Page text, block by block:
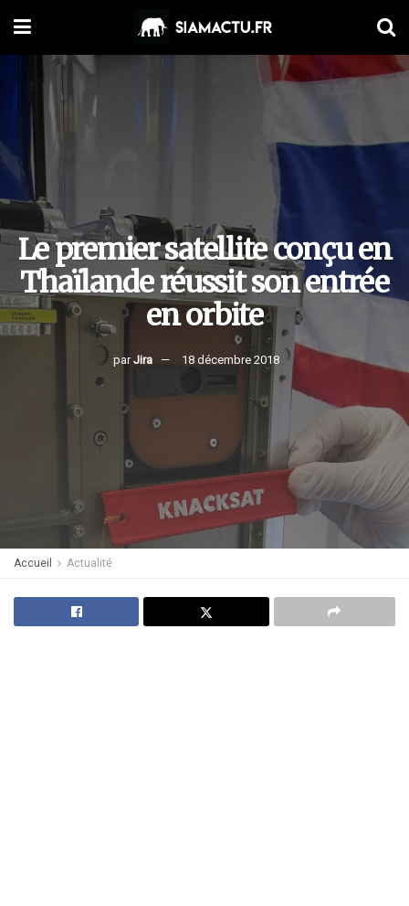
Le premier satellite conçu en
Thaïlande réussit son entrée
en orbite
par Jira 18 décembre 2018
Accueil Actualité